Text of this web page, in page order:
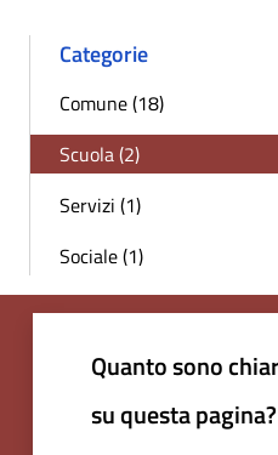
Categorie
Comune (18)
Scuola (2)
Servizi (1)
Sociale (1)
Quanto sono
su questa pagina?